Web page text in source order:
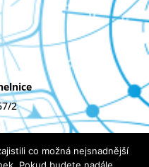
2
co možná nejsnadnější